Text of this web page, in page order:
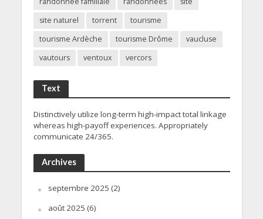
site naturel
torrent
tourisme
tourisme Ardèche
tourisme Drôme
vaucluse
vautours
ventoux vercors
Text
Distinctively utilize long-term high-impact total linkage
whereas high-payoff experiences. Appropriately
communicate 24/365.
Archives
septembre 2025 (2)
août 2025 (6)